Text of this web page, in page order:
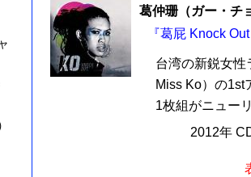
葛仲珊（ガー・チ
『葛屁 Knock
台湾の新鋭女性
Miss Ko）の1st
1枚組がニュー
2012年